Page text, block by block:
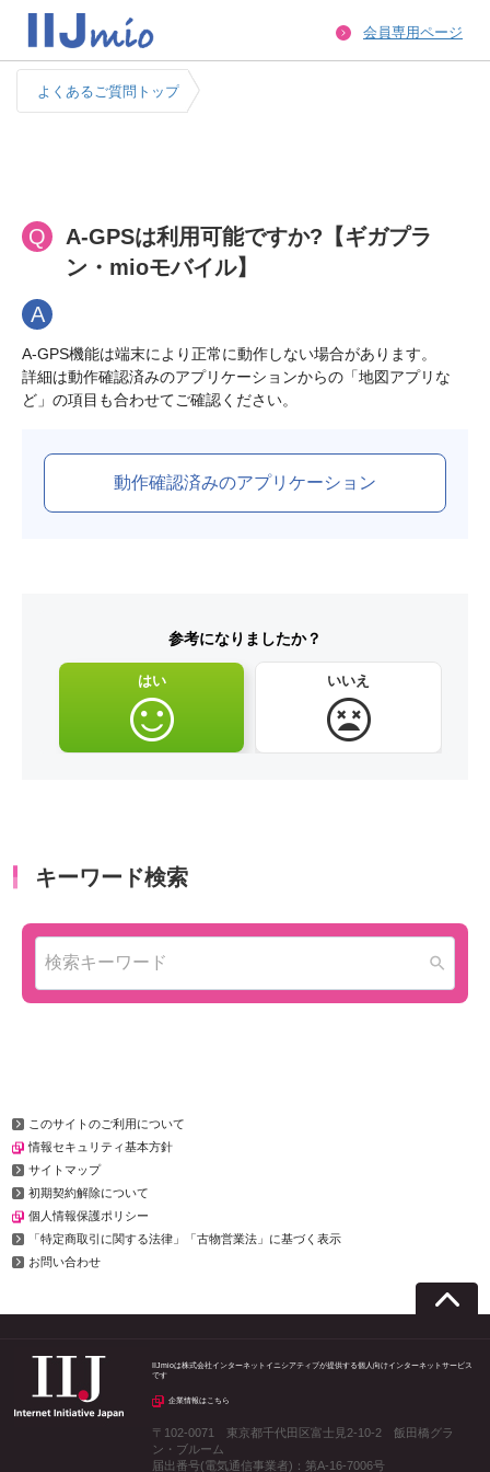
会員専用ページ
よくあるご質問トップ
Q
A-GPSは利用可能ですか?【ギガプラ
ン・mioモバイル】
A
A-GPS機能は端末により正常に動作しない場合があります。
詳細は動作確認済みのアプリケーションからの「地図アプリな
動作確認済みのアプリケーション
参考になりましたか？
はい いいえ
このサイトのご利用について
情報セキュリティ基本方針
サイトマップ
初期契約解除について
個人情報保護ポリシー
「特定商取引に関する法律」「古物営業法」に基づく表示
お問い合わせ
IIJmioは株式会社インターネットイニシアティブが提供する個人向けインターネットサービス
です
企業情報はこちら
〒102-0071 東京都千代田区富士見2-10-2 飯田橋グラ
ン・ブルーム
届出番号(電気通信事業者)：第A-16-7006号